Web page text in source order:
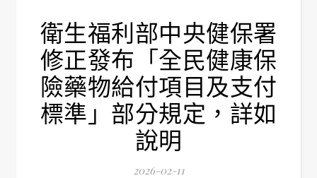
衛生福利部中央健保署
修正發布「全民健康保
險藥物給付項目及支付
標準」部分規定，詳如
說明
2026-02-11